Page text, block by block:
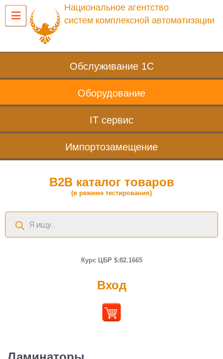
Национальное агентство
систем комплексной автоматизации
Обслуживание 1С
Оборудование
IT сервис
Импортозамещение
B2B каталог товаров
(в режиме тестирования)
Поиск
товаров
Курс ЦБР $:82.1665
Вход